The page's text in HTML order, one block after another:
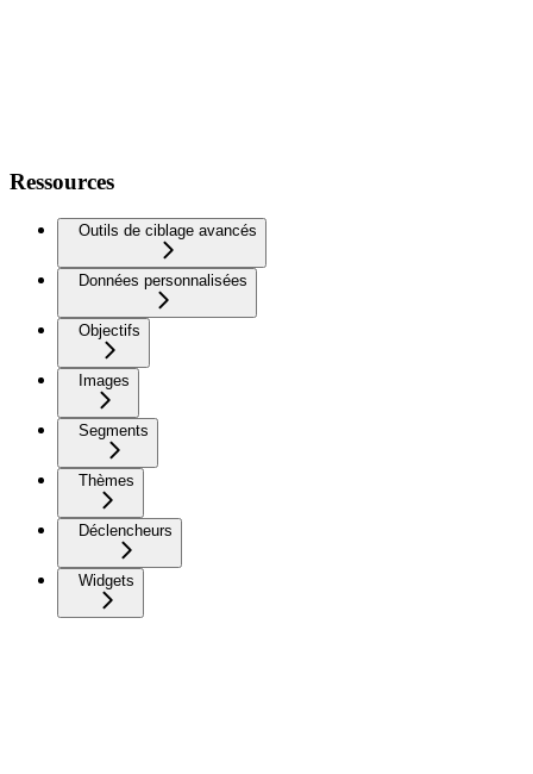
Ressources
Outils de ciblage avancés
Données personnalisées
Objectifs
Images
Segments
Thèmes
Déclencheurs
Widgets